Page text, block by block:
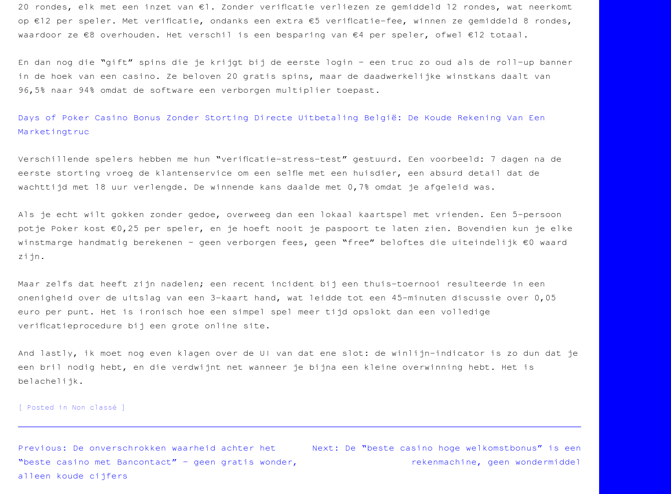
20 rondes, elk met een inzet van €1. Zonder verificatie verliezen ze gemiddeld 12 rondes, wat neerkomt
op €12 per speler. Met verificatie, ondanks een extra €5 verificatie‑fee, winnen ze gemiddeld 8 rondes,
waardoor ze €8 overhouden. Het verschil is een besparing van €4 per speler, ofwel €12 totaal.
En dan nog die “gift” spins die je krijgt bij de eerste login – een truc zo oud als de roll-up banner
in de hoek van een casino. Ze beloven 20 gratis spins, maar de daadwerkelijke winstkans daalt van
96,5% naar 94% omdat de software een verborgen multiplier toepast.
Days of Poker Casino Bonus Zonder Storting Directe Uitbetaling België: De Koude Rekening Van Een
Marketingtruc
Verschillende spelers hebben me hun “verificatie‑stress‑test” gestuurd. Een voorbeeld: 7 dagen na de
eerste storting vroeg de klantenservice om een selfie met een huisdier, een absurd detail dat de
wachttijd met 18 uur verlengde. De winnende kans daalde met 0,7% omdat je afgeleid was.
Als je echt wilt gokken zonder gedoe, overweeg dan een lokaal kaartspel met vrienden. Een 5‑persoon
potje Poker kost €0,25 per speler, en je hoeft nooit je paspoort te laten zien. Bovendien kun je elke
winstmarge handmatig berekenen – geen verborgen fees, geen “free” beloftes die uiteindelijk €0 waard
zijn.
Maar zelfs dat heeft zijn nadelen; een recent incident bij een thuis‑toernooi resulteerde in een
onenigheid over de uitslag van een 3‑kaart hand, wat leidde tot een 45‑minuten discussie over 0,05
euro per punt. Het is ironisch hoe een simpel spel meer tijd opslokt dan een volledige
verificatieprocedure bij een grote online site.
And lastly, ik moet nog even klagen over de UI van dat ene slot: de winlijn‑indicator is zo dun dat je
een bril nodig hebt, en die verdwijnt net wanneer je bijna een kleine overwinning hebt. Het is
belachelijk.
Posted in Non classé
NAVIGATION
Previous:
De onverschrokken waarheid achter het
“beste casino met Bancontact” – geen gratis wonder,
alleen koude cijfers
Next:
De “beste casino hoge welkomstbonus” is een
rekenmachine, geen wondermiddel